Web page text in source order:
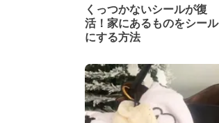
くっつかないシールが復
活！家にあるものをシール
にする方法